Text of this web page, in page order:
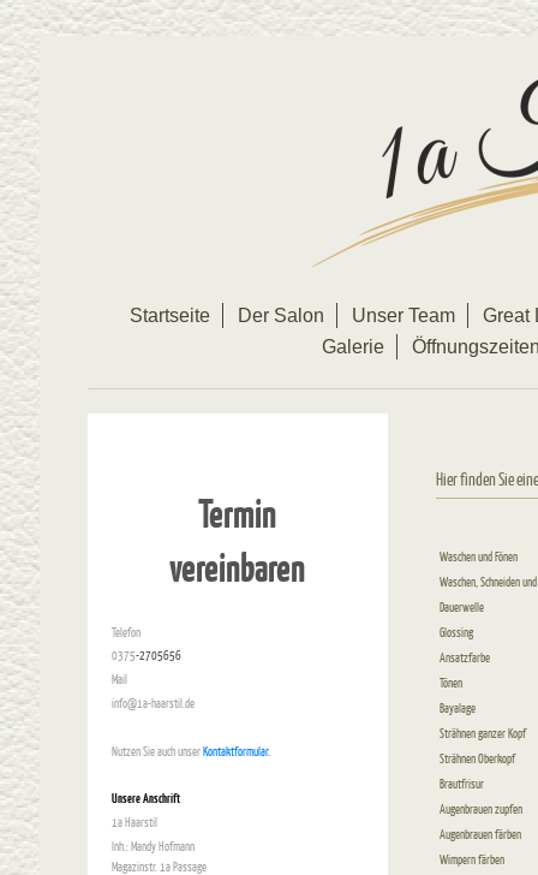
Startseite Der Salon Unser Team
Great
Galerie
Hier finden Sie
Waschen und Fönen
Waschen, Schneiden
Dauerwelle
Glossing
Ansatzfarbe
Tönen
Bayalage
Strähnen ganzer Kopf
Strähnen Oberkopf
Brautfrisur
Augenbrauen zupfen
Augenbrauen färben
Wimpern färben
Termin
vereinbaren
Telefon
0375-2705656
Mail
info@1a-haarstil.de
Nutzen Sie auch unserKontaktformular.
Unsere Anschrift
1a Haarstil
Inh.: Mandy Hofmann
Magazinstr. 1a Passage